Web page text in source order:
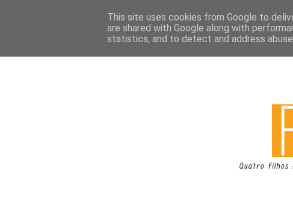
This site uses cookies from Google to
are shared with Google along with
statistics, and to detect and address